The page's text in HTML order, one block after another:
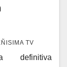
TV
definitiva